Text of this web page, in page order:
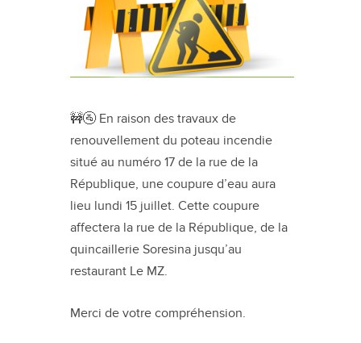
🚧🚰 En raison des travaux de
renouvellement du poteau incendie
situé au numéro 17 de la rue de la
République, une coupure d’eau aura
lieu lundi 15 juillet. Cette coupure
affectera la rue de la République, de la
quincaillerie Soresina jusqu’au
restaurant Le MZ.
Merci de votre compréhension.